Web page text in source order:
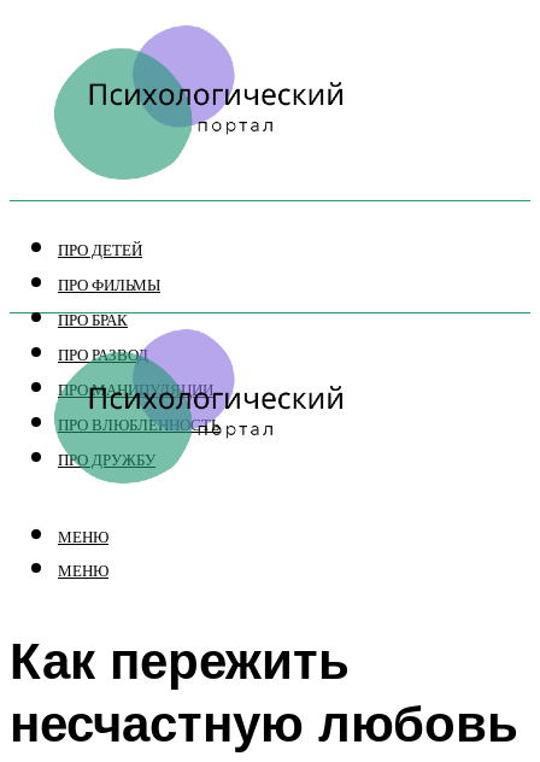
ПРО ДЕТЕЙ
ПРО ФИЛЬМЫ
ПРО БРАК
ПРО РАЗВОД
ПРО МАНИПУЛЯЦИИ
ПРО ВЛЮБЛЕННОСТЬ
ПРО ДРУЖБУ
МЕНЮ
МЕНЮ
Как пережить
несчастную любовь